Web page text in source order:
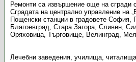
Ремонти са извършение още на сгради
Сградата на централно управление на
Пощенски станции в градовете София,
Благоевград, Стара Загора, Сливен,
Оряховица, Търговище, Велинград,
Лечебни заведения, училища,